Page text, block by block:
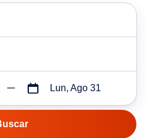
Lun, Ago 31